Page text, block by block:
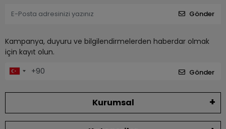
Gönder
Kampanya, duyuru ve bilgilendirmelerden haberdar olmak
için kayıt olun.
Gönder
Kurumsal